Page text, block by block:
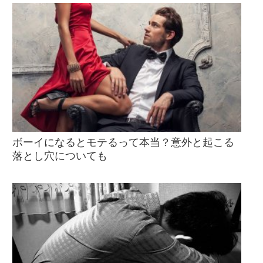
ボーイになるとモテるって本当？意外と起こる
落とし穴についても